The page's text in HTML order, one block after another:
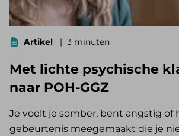
Artikel 3 minuten
Met lichte psychische
naar POH-GGZ
Je voelt je somber, bent angstig of
gebeurtenis meegemaakt die je